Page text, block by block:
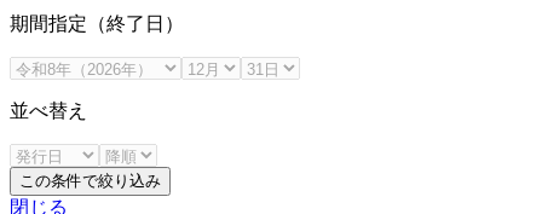
期間指定（終了日）
並べ替え
この条件で絞り込み
閉じる